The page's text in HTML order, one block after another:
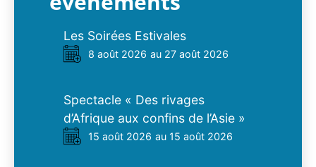
Les Soirées Estivales
8 août 2026 au 27 août 2026
Spectacle « Des rivages
d’Afrique aux confins de l’Asie »
15 août 2026 au 15 août 2026